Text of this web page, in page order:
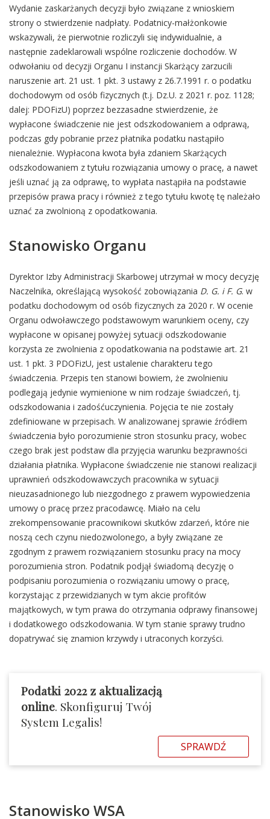
Wydanie zaskarżanych decyzji było związane z wnioskiem
strony o stwierdzenie nadpłaty. Podatnicy-małżonkowie
wskazywali, że pierwotnie rozliczyli się indywidualnie, a
następnie zadeklarowali wspólne rozliczenie dochodów. W
odwołaniu od decyzji Organu I instancji Skarżący zarzucili
naruszenie art. 21 ust. 1 pkt. 3 ustawy z 26.7.1991 r. o podatku
dochodowym od osób fizycznych (t.j. Dz.U. z 2021 r. poz. 1128;
dalej: PDOFizU) poprzez bezzasadne stwierdzenie, że
wypłacone świadczenie nie jest odszkodowaniem a odprawą,
podczas gdy pobranie przez płatnika podatku nastąpiło
nienależnie. Wypłacona kwota była zdaniem Skarżących
odszkodowaniem z tytułu rozwiązania umowy o pracę, a nawet
jeśli uznać ją za odprawę, to wypłata nastąpiła na podstawie
przepisów prawa pracy i również z tego tytułu kwotę tę należało
uznać za zwolnioną z opodatkowania.
Stanowisko Organu
Dyrektor Izby Administracji Skarbowej utrzymał w mocy decyzję
Naczelnika, określającą wysokość zobowiązania D. G. i F. G. w
podatku dochodowym od osób fizycznych za 2020 r. W ocenie
Organu odwoławczego podstawowym warunkiem oceny, czy
wypłacone w opisanej powyżej sytuacji odszkodowanie
korzysta ze zwolnienia z opodatkowania na podstawie art. 21
ust. 1 pkt. 3 PDOFizU, jest ustalenie charakteru tego
świadczenia. Przepis ten stanowi bowiem, że zwolnieniu
podlegają jedynie wymienione w nim rodzaje świadczeń, tj.
odszkodowania i zadośćuczynienia. Pojęcia te nie zostały
zdefiniowane w przepisach. W analizowanej sprawie źródłem
świadczenia było porozumienie stron stosunku pracy, wobec
czego brak jest podstaw dla przyjęcia warunku bezprawności
działania płatnika. Wypłacone świadczenie nie stanowi realizacji
uprawnień odszkodowawczych pracownika w sytuacji
nieuzasadnionego lub niezgodnego z prawem wypowiedzenia
umowy o pracę przez pracodawcę. Miało na celu
zrekompensowanie pracownikowi skutków zdarzeń, które nie
noszą cech czynu niedozwolonego, a były związane ze
zgodnym z prawem rozwiązaniem stosunku pracy na mocy
porozumienia stron. Podatnik podjął świadomą decyzję o
podpisaniu porozumienia o rozwiązaniu umowy o pracę,
korzystając z przewidzianych w tym akcie profitów
majątkowych, w tym prawa do otrzymania odprawy finansowej
i dodatkowego odszkodowania. W tym stanie sprawy trudno
dopatrywać się znamion krzywdy i utraconych korzyści.
Podatki 2022 z aktualizacją
online. Skonfiguruj Twój
System Legalis!
SPRAWDŹ
Stanowisko WSA